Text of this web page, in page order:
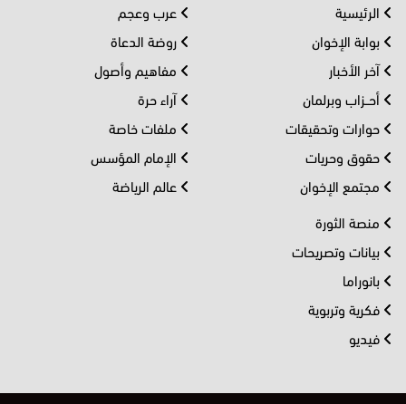
الرئيسية
بوابة الإخوان
آخر الأخبار
أحــزاب وبرلمان
حوارات وتحقيقات
حقوق وحريات
مجتمع الإخوان
عرب وعجم
روضة الدعاة
مفاهيم وأصول
آراء حرة
ملفات خاصة
الإمام المؤسس
عالم الرياضة
منصة الثورة
بيانات وتصريحات
بانوراما
فكرية وتربوية
فيديو